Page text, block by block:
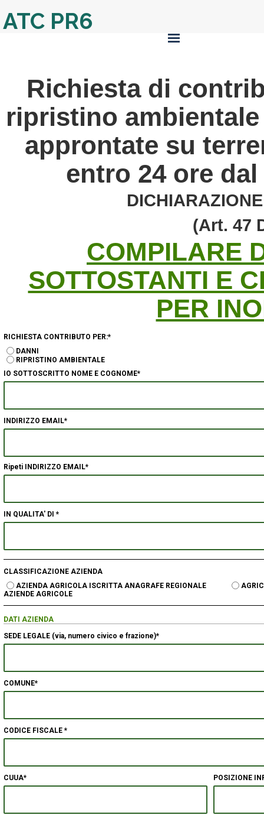
ATC PR6
Richiesta di
ripristino
approntate su
entro 24 ore
(Art. 47
COMPILARE
SOTTOSTANTI E
PER
RICHIESTA CONTRIBUTO PER:*
DANNI
RIPRISTINO AMBIENTALE
IO SOTTOSCRITTO NOME E COGNOME*
INDIRIZZO EMAIL*
Ripeti INDIRIZZO EMAIL*
IN QUALITA' DI *
CLASSIFICAZIONE AZIENDA
AZIENDA AGRICOLA ISCRITTA ANAGRAFE REGIONALE
AZIENDE AGRICOLE
DATI AZIENDA
SEDE LEGALE (via, numero civico e frazione)*
COMUNE*
CODICE FISCALE *
CUUA* POSIZIONE